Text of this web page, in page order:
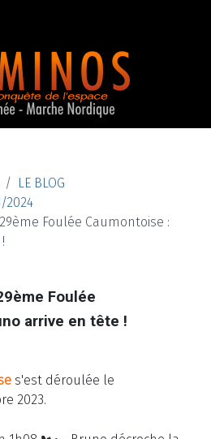
LE BLOG
2024
Foulée Caumontoise :
Foulée
arrive en tête !
s'est déroulée le
2023.